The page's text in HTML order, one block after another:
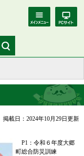
掲載日：2024年10月29日更新
P1：令和６年度大郷
町総合防災訓練